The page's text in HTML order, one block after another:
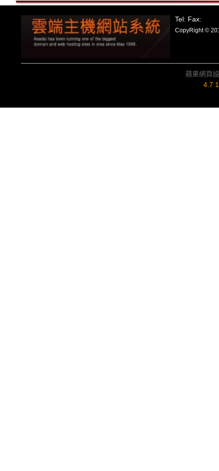
Tel: Fax:
CopyRight ©
蘋果網頁
4.7